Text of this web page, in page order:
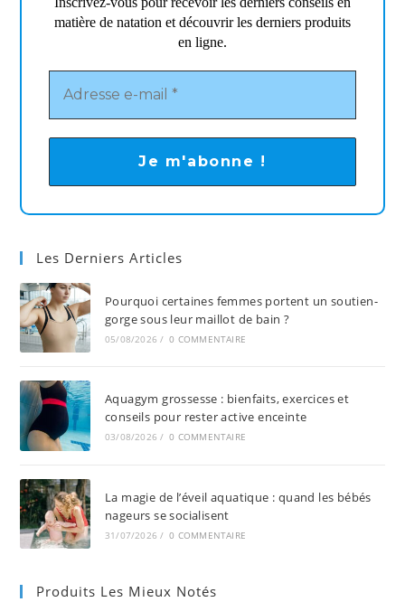
matière de natation et découvrir les derniers produits
en ligne.
Les Derniers Articles
Pourquoi certaines femmes portent un soutien-
gorge sous leur maillot de bain ?
05/08/2026 / 0 COMMENTAIRE
Aquagym grossesse : bienfaits, exercices et
conseils pour rester active enceinte
03/08/2026 / 0 COMMENTAIRE
La magie de l’éveil aquatique : quand les bébés
nageurs se socialisent
31/07/2026 / 0 COMMENTAIRE
Produits Les Mieux Notés